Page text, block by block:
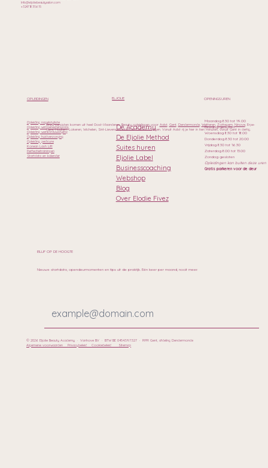
Maandag 8.30 tot 19.00
Dinsdag gesloten
Woensdag 8.30 tot 18.00
Donderdag 8.30 tot 20.00
Vrijdag 8.30 tot 16.30
Zaterdag 8.00 tot 13.00
Zondag gesloten
Opleidingen kan buiten deze uren
Gratis parkeren voor de deur
OPENINGSUREN
De Academy
De Eljolie Method
Suites huren
Eljolie Label
Businesscoaching
Webshop
Blog
Over Elodie Fivez
ELJOLIE
Opleiding nagelstyliste
Opleiding wimperextensions
Opleiding wenkbrauwstyling
Opleiding huidverzorging
Opleiding pedicure
Korean Lash Lift
Perfectietrainingen
Startdata en kalender
OPLEIDINGEN
Info@eljoliebeautysalon.com
+32471835615
BLIJF OP DE HOOGTE
Nieuwe startdata, opendeurmomenten en tips uit de praktijk. Eén keer per maand, nooit meer.
Onze cursisten komen uit heel Oost-Vlaanderen. Beauty opleidingen voor Aalst, Gent, Dendermonde, Wetteren, Zottegem, Ninove, Erpe-
Mere, Haaltert, Lokeren, Wichelen, Sint-Lievens-Houtem en Geraardsbergen. Vanuit Aalst rij je hier in tien minuten, vanuit Gent in dertig.
© 2026 Eljolie Beauty Academy · Vanhove BV · BTW BE 0454.597.527 · RPR Gent, afdeling Dendermonde
Algemene voorwaardenPrivacybeleidCookiebeleid Sitemap